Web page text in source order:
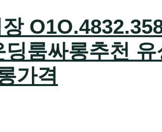
룸싸롱추천 유
가격